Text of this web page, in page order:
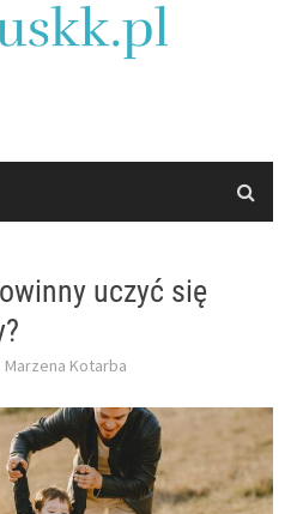
uczyć się
Marzena Kotarba